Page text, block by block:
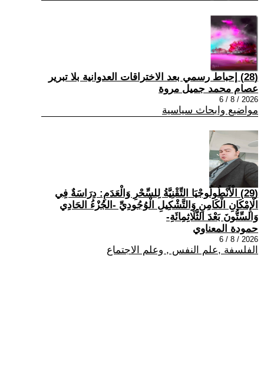
(28) إحباط رسمي بعد الاختراقات العدوانية بلا تبرير
عصام محمد جميل مروة
2026 / 8 / 6
مواضيع وابحاث سياسية
(29) الْأَنْطُولُوجْيَا التِّقْنِيَّةُ لِلسِّحْرِ وَالْعَدَمِ: دِرَاسَةٌ فِي
الْإِمْكَانِ الْكَامِنِ وَالتَّشْكِيلِ الْوُجُودِيِّ -الجُزْءُ الحَادِي
وَالسِّتُّونَ بَعْدَ الثَّلَاثِمِائَةِ-
حمودة المعناوي
2026 / 8 / 6
الفلسفة ,علم النفس , وعلم الاجتماع